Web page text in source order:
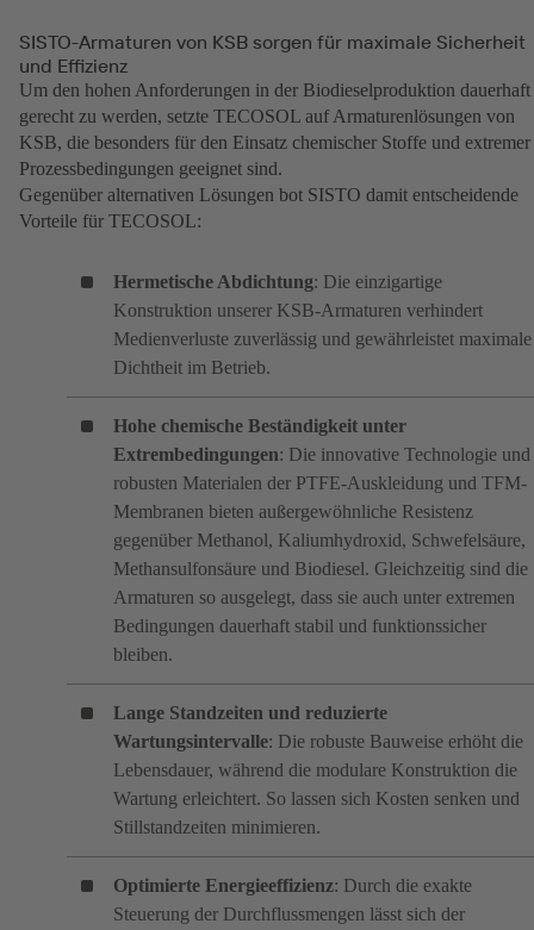
SISTO-Armaturen von KSB sorgen für maximale Sicherheit
und Effizienz
Um den hohen Anforderungen in der Biodieselproduktion dauerhaft
gerecht zu werden, setzte TECOSOL auf Armaturenlösungen von
KSB, die besonders für den Einsatz chemischer Stoffe und extremer
Prozessbedingungen geeignet sind.
Gegenüber alternativen Lösungen bot SISTO damit entscheidende
Vorteile für TECOSOL:
Hermetische Abdichtung: Die einzigartige
Konstruktion unserer KSB-Armaturen verhindert
Medienverluste zuverlässig und gewährleistet maximale
Dichtheit im Betrieb.
Hohe chemische Beständigkeit unter
Extrembedingungen: Die innovative Technologie und
robusten Materialen der PTFE-Auskleidung und TFM-
Membranen bieten außergewöhnliche Resistenz
gegenüber Methanol, Kaliumhydroxid, Schwefelsäure,
Methansulfonsäure und Biodiesel. Gleichzeitig sind die
Armaturen so ausgelegt, dass sie auch unter extremen
Bedingungen dauerhaft stabil und funktionssicher
bleiben.
Lange Standzeiten und reduzierte
Wartungsintervalle: Die robuste Bauweise erhöht die
Lebensdauer, während die modulare Konstruktion die
Wartung erleichtert. So lassen sich Kosten senken und
Stillstandzeiten minimieren.
Optimierte Energieeffizienz: Durch die exakte
Steuerung der Durchflussmengen lässt sich der